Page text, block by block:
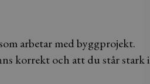
arbetar med byggprojekt.
korrekt och att du står stark i